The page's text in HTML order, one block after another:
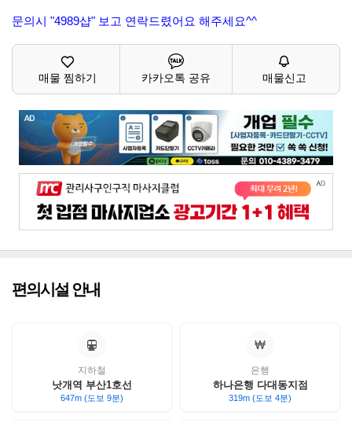
문의시 "4989샵" 보고 연락드렸어요 해주세요^^
매물 찜하기 카카오톡 공유 매물신고
편의시설 안내
지하철
낫개역 부산1호선
647m (도보 9분)
은행
하나은행 다대동지점
319m (도보 4분)